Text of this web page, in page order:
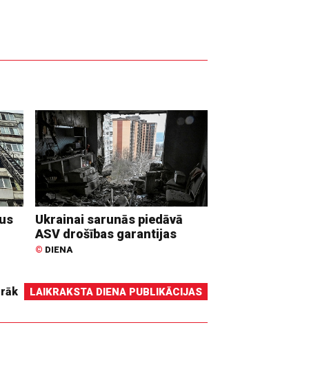
Ukrainai sarunās piedāvā
ASV drošības garantijas
© DIENA
LAIKRAKSTA DIENA PUBLIKĀCIJAS